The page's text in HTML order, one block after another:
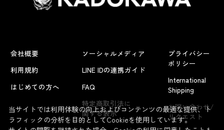
よくあるお問い合わせ
会社概要
利用規約
はじめての方へ
ソーシャルメディア
LINE IDの連携ガイド
FAQ
特定商取引法に
関する表示
プライバシー
ポリシー
International
Shipping
お問い合わせ/
リクエスト
当サイトでは利用体験の向上およびコンテンツの最適な提供、ト
ラフィックの分析を目的としてCookieを使用しています。